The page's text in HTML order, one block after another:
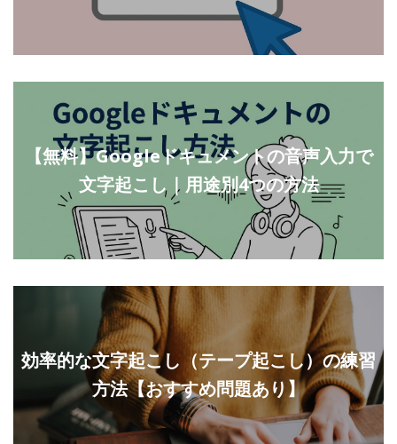
【無料】Googleドキュメントの音声入力で
文字起こし｜用途別4つの方法
効率的な文字起こし（テープ起こし）の練習
方法【おすすめ問題あり】